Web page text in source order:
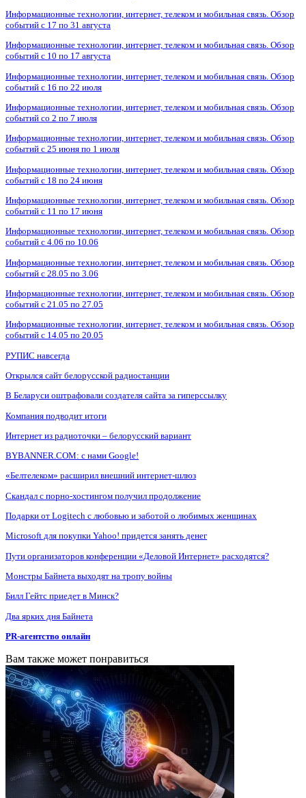
Информационные технологии, интернет, телеком и мобильная связь. Обзор
событий с 17 по 31 августа
Информационные технологии, интернет, телеком и мобильная связь. Обзор
событий с 10 по 17 августа
Информационные технологии, интернет, телеком и мобильная связь. Обзор
событий с 16 по 22 июля
Информационные технологии, интернет, телеком и мобильная связь. Обзор
событий со 2 по 7 июля
Информационные технологии, интернет, телеком и мобильная связь. Обзор
событий с 25 июня по 1 июля
Информационные технологии, интернет, телеком и мобильная связь. Обзор
событий с 18 по 24 июня
Информационные технологии, интернет, телеком и мобильная связь. Обзор
событий с 11 по 17 июня
Информационные технологии, интернет, телеком и мобильная связь. Обзор
событий с 4.06 по 10.06
Информационные технологии, интернет, телеком и мобильная связь. Обзор
событий с 28.05 по 3.06
Информационные технологии, интернет, телеком и мобильная связь. Обзор
событий с 21.05 по 27.05
Информационные технологии, интернет, телеком и мобильная связь. Обзор
событий с 14.05 по 20.05
РУПИС навсегда
Открылся сайт белорусской радиостанции
В Беларуси оштрафовали создателя сайта за гиперссылку
Компания подводит итоги
Интернет из радиоточки – белорусский вариант
BYBANNER.COM: c нами Google!
«Белтелеком» расширил внешний интернет-шлюз
Скандал с порно-хостингом получил продолжение
Подарки от Logitech с любовью и заботой о любимых женщинах
Microsoft для покупки Yahoo! придется занять денег
Пути организаторов конференции «Деловой Интернет» расходятся?
Монстры Байнета выходят на тропу войны
Билл Гейтс приедет в Минск?
Два ярких дня Байнета
PR-агентство онлайн
Вам также может понравиться